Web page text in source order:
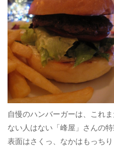
自慢のハンバーガーは、これ
ない人はない「峰屋」さんの特
表面はさくっ、なかはもっち